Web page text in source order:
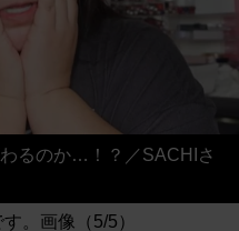
るのか…！？／SACHIさ
。画像（5/5）